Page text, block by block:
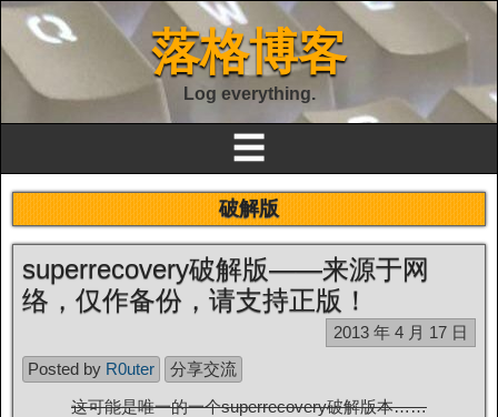
落格博客
Log everything.
☰
破解版
superrecovery破解版——来源于网
络，仅作备份，请支持正版！
2013 年 4 月 17 日
Posted by R0uter
分享交流
这可能是唯一的一个superrecovery破解版本……